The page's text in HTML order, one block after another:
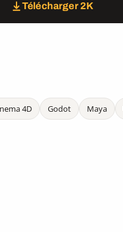
Télécharger 2K
4D Godot Maya